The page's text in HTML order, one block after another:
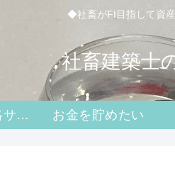
◆社畜がFI目指して資
社畜建築士
二級建築士攻略サイト お金を貯めたい